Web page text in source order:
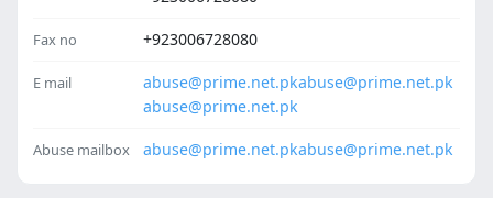
Fax no +923006728080
E mail abuse@prime.net.pkabuse@prime.net.pk
abuse@prime.net.pk
Abuse mailbox abuse@prime.net.pkabuse@prime.net.pk